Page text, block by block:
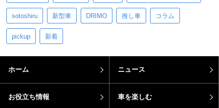
sotoshiru 新型車 DRIMO 推し車 コラム
pickup 新着
ホーム ニュース
お役立ち情報 車を楽しむ